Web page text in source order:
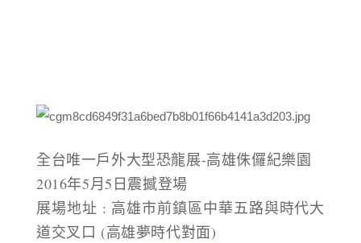
全台唯一戶外大型恐龍展-高雄侏儸紀樂園
2016年5月5日震撼登場
展場地址 : 高雄市前鎮區中華五路與時代大
道交叉口 (高雄夢時代對面)